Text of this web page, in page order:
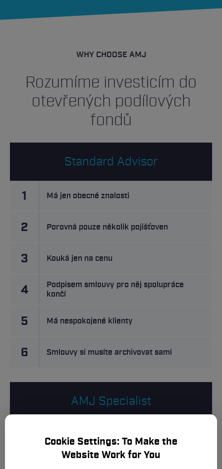
WHY CHOOSE AMJ
Rozumíme investicím do
otevřených podílových
fondů
Standard Advisor
1 Má jen obecné znalosti
2 Porovná pouze několik pojišťoven
3 Kouká jen na cenu
4
Podpisem smlouvy pro něj spolupráce
končí
5 Má nespokojené klienty
6 Smlouvy si musíte archivovat sami
AMJ Specialist
Je odborník na pojištění
Cookie Settings: To Make the
Website Work for You